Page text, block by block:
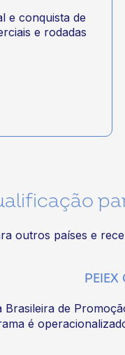
e conquista de
e rodadas
outros países e
PEIEX
de
é